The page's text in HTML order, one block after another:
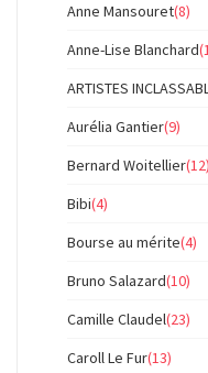
Anne Mansouret(8)
Anne-Lise Blanchard
ARTISTES
Aurélia Gantier(9)
Bernard Woitellier(12)
Bibi(4)
Bourse au mérite(4)
Bruno Salazard(10)
Camille Claudel(23)
Caroll Le Fur(13)